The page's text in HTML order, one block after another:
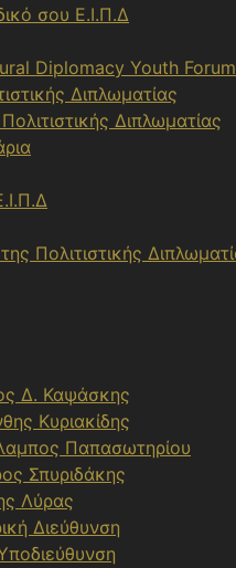
σου Ε.Ι.Π.Δ
Diplomacy Youth Forum
Διπλωματίας
Διπλωματίας
Πολιτιστικής
Δ. Καψάσκης
Κυριακίδης
Παπασωτηρίου
Σπυριδάκης
Λύρας
Διεύθυνση